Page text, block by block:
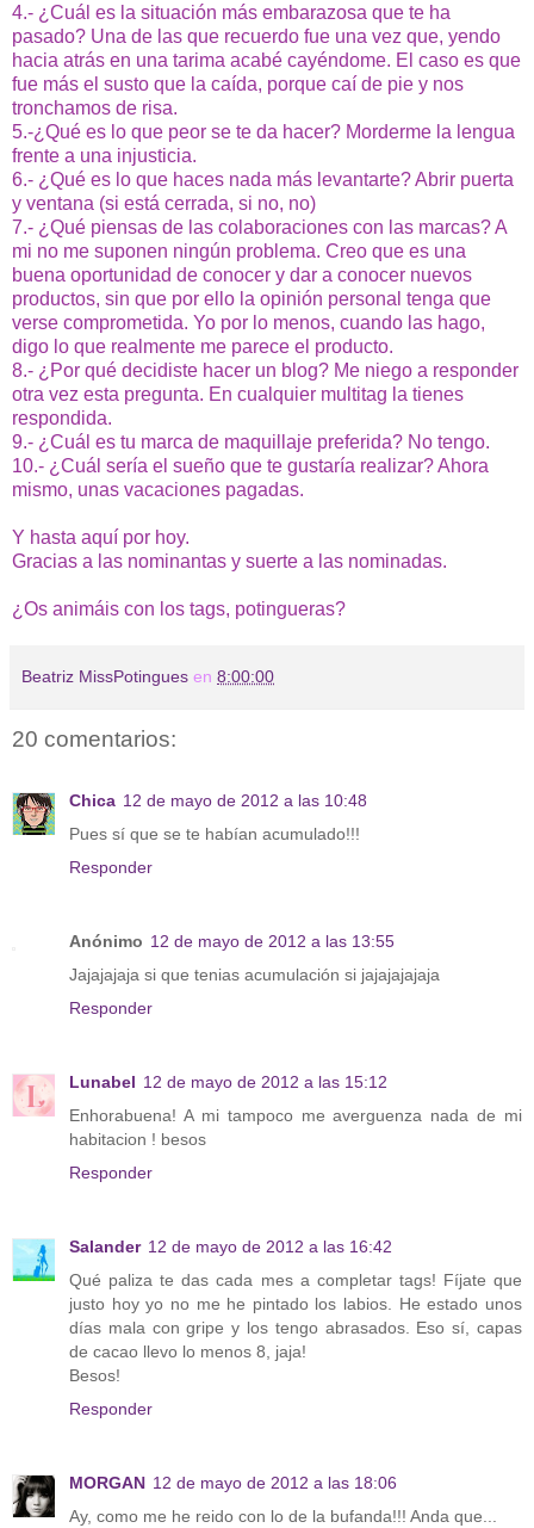
4.- ¿Cuál es la situación más embarazosa que te ha
pasado? Una de las que recuerdo fue una vez que, yendo
hacia atrás en una tarima acabé cayéndome. El caso es que
fue más el susto que la caída, porque caí de pie y nos
tronchamos de risa.
5.-¿Qué es lo que peor se te da hacer? Morderme la lengua
frente a una injusticia.
6.- ¿Qué es lo que haces nada más levantarte? Abrir puerta
y ventana (si está cerrada, si no, no)
7.- ¿Qué piensas de las colaboraciones con las marcas? A
mi no me suponen ningún problema. Creo que es una
buena oportunidad de conocer y dar a conocer nuevos
productos, sin que por ello la opinión personal tenga que
verse comprometida. Yo por lo menos, cuando las hago,
digo lo que realmente me parece el producto.
8.- ¿Por qué decidiste hacer un blog? Me niego a responder
otra vez esta pregunta. En cualquier multitag la tienes
respondida.
9.- ¿Cuál es tu marca de maquillaje preferida? No tengo.
10.- ¿Cuál sería el sueño que te gustaría realizar? Ahora
mismo, unas vacaciones pagadas.
Y hasta aquí por hoy.
Gracias a las nominantas y suerte a las nominadas.
¿Os animáis con los tags, potingueras?
Beatriz MissPotingues en 8:00:00
20 comentarios:
Chica 12 de mayo de 2012 a las 10:48
Pues sí que se te habían acumulado!!!
Responder
Anónimo 12 de mayo de 2012 a las 13:55
Jajajajaja si que tenias acumulación si jajajajajaja
Responder
Lunabel 12 de mayo de 2012 a las 15:12
Enhorabuena! A mi tampoco me averguenza nada de mi
habitacion ! besos
Responder
Salander 12 de mayo de 2012 a las 16:42
Qué paliza te das cada mes a completar tags! Fíjate que
justo hoy yo no me he pintado los labios. He estado unos
días mala con gripe y los tengo abrasados. Eso sí, capas
de cacao llevo lo menos 8, jaja!
Besos!
Responder
MORGAN 12 de mayo de 2012 a las 18:06
Ay, como me he reido con lo de la bufanda!!! Anda que...